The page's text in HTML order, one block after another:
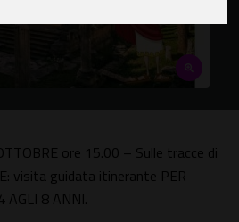
ore 15.00 – Sulle tracce di
visita guidata itinerante PER
AGLI 8 ANNI.